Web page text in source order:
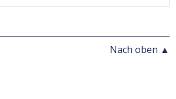
Nach oben ▲